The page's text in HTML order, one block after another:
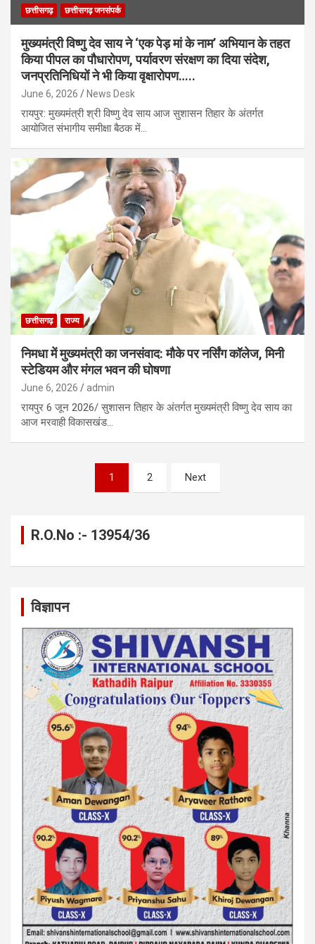
छत्तीसगढ़ छत्तीसगढ़ जनसंपर्क
मुख्यमंत्री विष्णु देव साय ने ‘एक पेड़ मां के नाम’ अभियान के तहत
किया पीपल का पौधारोपण, पर्यावरण संरक्षण का दिया संदेश,
जनप्रतिनिधियों ने भी किया वृक्षारोपण…..
June 6, 2026 News Desk
रायपुर: मुख्यमंत्री श्री विष्णु देव साय आज सुशासन तिहार के अंतर्गत
आयोजित संभागीय समीक्षा बैठक में…
छत्तीसगढ़ राज्य
निमधा में मुख्यमंत्री का जनसंवाद: मौके पर नर्सिंग कॉलेज, मिनी
स्टेडियम और मंगल भवन की घोषणा
June 6, 2026 admin
रायपुर 6 जून 2026/ सुशासन तिहार के अंतर्गत मुख्यमंत्री विष्णु देव साय का
आज मरवाही विकासखंड…
1 2 Next
R.O.No :- 13954/36
विज्ञापन